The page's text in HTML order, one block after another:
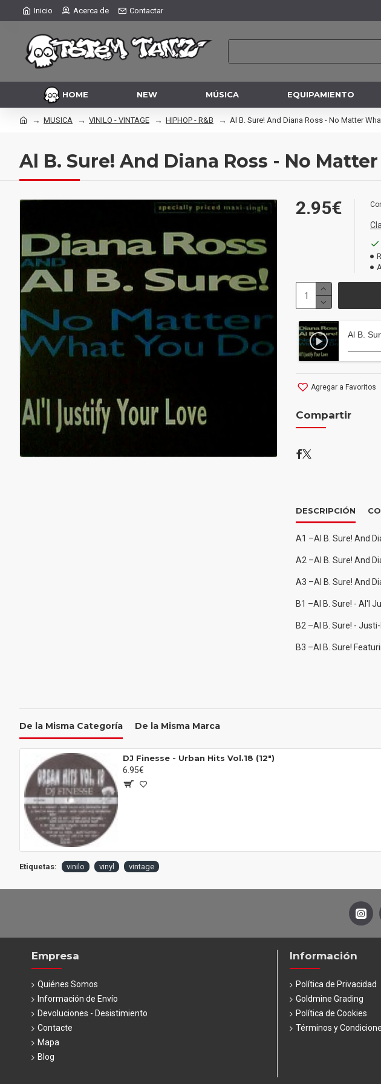
Inicio Acerca de Contactar
HOME NEW MÚSICA EQUIPAMIENTO
MUSICA VINILO - VINTAGE HIPHOP - R&B Al B. Sure! And Diana Ross - No Matter
Al B. Sure! And Diana Ross - No
2.95€
Al B.
Agregar a Favoritos
Compartir
DESCRIPCIÓN
A1 –Al B. Sure! And
A2 –Al B. Sure! And
A3 –Al B. Sure! And
B1 –Al B. Sure! - Al'l
B2 –Al B. Sure! -
B3 –Al B. Sure!
De la Misma Categoría De la Misma Marca
DJ Finesse - Urban Hits Vol.18 (12")
6.95€
Etiquetas: vinilo vinyl vintage
Empresa
Quiénes Somos
Información de Envío
Devoluciones - Desistimiento
Contacte
Mapa
Blog
Información
Política de Privacidad
Goldmine Grading
Política de Cookies
Términos y